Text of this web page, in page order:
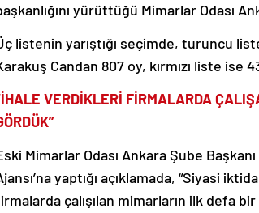
yürüttüğü Mimarlar Odası
listenin yarıştığı seçimde, turuncu
Candan 807 oy, kırmızı liste ise
VERDİKLERİ FİRMALARDA
Mimarlar Odası Ankara Şube
yaptığı açıklamada, “Siyasi
çalışılan mimarların ilk defa